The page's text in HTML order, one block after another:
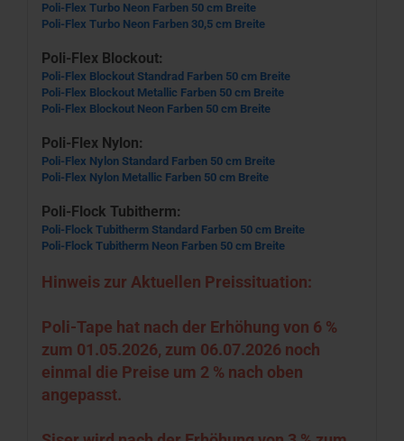
Poli-Flex Turbo Neon Farben 50 cm Breite
Poli-Flex Turbo Neon Farben 30,5 cm Breite
Poli-Flex Blockout:
Poli-Flex Blockout Standrad Farben 50 cm Breite
Poli-Flex Blockout Metallic Farben 50 cm Breite
Poli-Flex Blockout Neon Farben 50 cm Breite
Poli-Flex Nylon:
Poli-Flex Nylon Standard Farben 50 cm Breite
Poli-Flex Nylon Metallic Farben 50 cm Breite
Poli-Flock Tubitherm:
Poli-Flock Tubitherm Standard Farben 50 cm Breite
Poli-Flock Tubitherm Neon Farben 50 cm Breite
Hinweis zur Aktuellen Preissituation:
Poli-Tape hat nach der Erhöhung von 6 %
zum 01.05.2026, zum 06.07.2026 noch
einmal die Preise um 2 % nach oben
angepasst.